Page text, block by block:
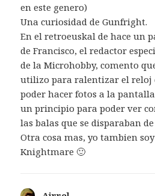
en este genero)
Una curiosidad de Gunfright.
En el retroeuskal de hace un
de Francisco, el redactor
de la Microhobby, comento
utilizo para ralentizar el reloj
poder hacer fotos a la
un principio para poder ver
las balas que se disparaban
Otra cosa mas, yo tambien
Knightmare 🙂